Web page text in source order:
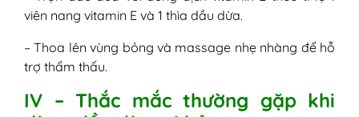
viên nang vitamin E và 1 thìa dầu dừa.
– Thoa lên vùng bỏng và massage nhẹ nhàng để hỗ
trợ thẩm thấu.
IV – Thắc mắc thường gặp khi